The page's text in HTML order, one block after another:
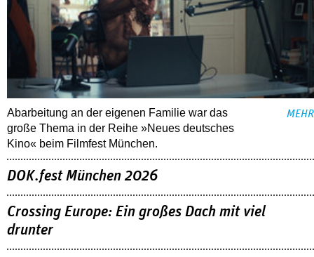
Abarbeitung an der eigenen Familie war das
große Thema in der Reihe »Neues deutsches
Kino« beim Filmfest München.
MEHR
DOK.fest München 2026
Crossing Europe: Ein großes Dach mit viel
drunter